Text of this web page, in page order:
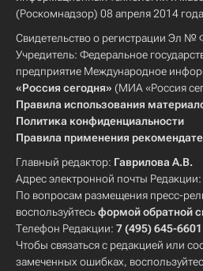
(Роскомнадзор) 08 апреля 2014
Свидетельство о регистрации Эл
Учредитель: Федеральное
предприятие Международное
«Россия сегодня» (МИА «Россия
Правила использования
Политика конфиденциальности
Правила применения
Главный редактор: Гаврилова А.В.
Адрес электронной почты Редакции:
По вопросам размещения пресс-
воспользуйтесьформой обратной
Телефон Редакции: 7 (495) 645-6601
Чтобы связаться с редакцией или
замеченных ошибках,